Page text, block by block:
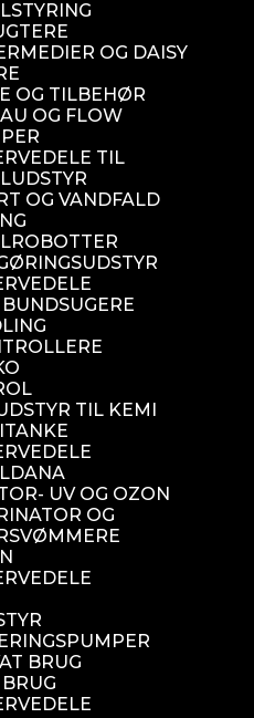
OG DAISY
OG TILBEHØR
OG FLOW
TIL
OG VANDFALD
TIL KEMI
UV OG OZON
OG
BRUG